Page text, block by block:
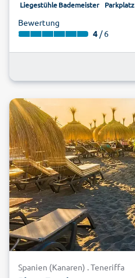
Liegestühle Bademeister Parkplatz
Bewertung
4 / 6
Spanien (Kanaren) . Teneriffa